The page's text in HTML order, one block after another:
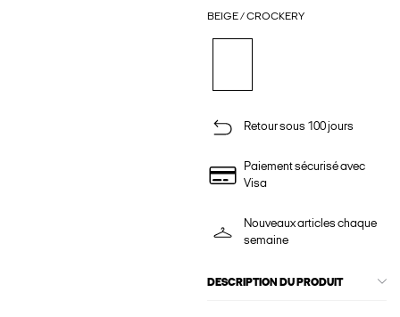
BEIGE / CROCKERY
Retour sous 100 jours
Paiement sécurisé avec
Visa
Nouveaux articles chaque
semaine
DESCRIPTION DU PRODUIT